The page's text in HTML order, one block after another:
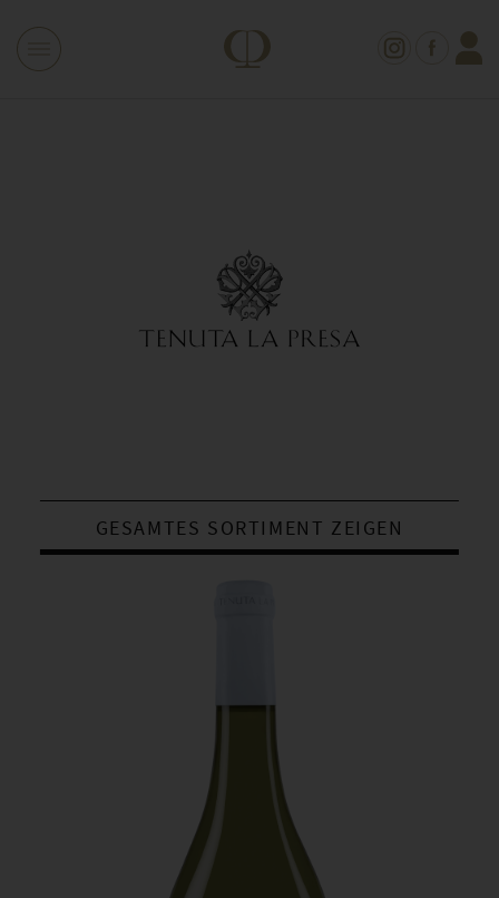
GESAMTES SORTIMENT ZEIGEN